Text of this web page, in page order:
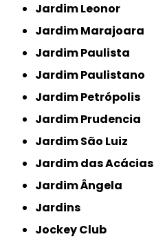
Jardim Leonor
Jardim Marajoara
Jardim Paulista
Jardim Paulistano
Jardim Petrópolis
Jardim Prudencia
Jardim São Luiz
Jardim das Acácias
Jardim Ângela
Jardins
Jockey Club